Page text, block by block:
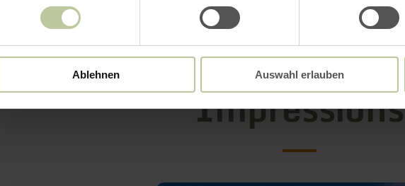
Ablehnen Auswahl erlauben
votre numéro de téléphone portable
Impressions